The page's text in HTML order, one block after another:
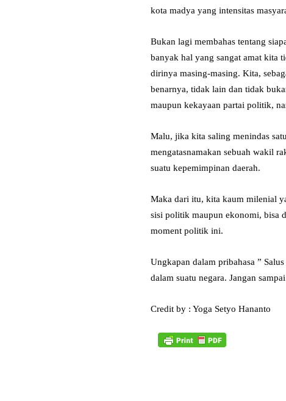
kota madya yang intensitas
Bukan lagi membahas tentang
banyak hal yang sangat amat kita
dirinya masing-masing. Kita,
benarnya, tidak lain dan tidak
maupun kekayaan partai politik,
Malu, jika kita saling menindas
mengatasnamakan sebuah wakil
suatu kepemimpinan daerah.
Maka dari itu, kita kaum milenial
sisi politik maupun ekonomi, bisa
moment politik ini.
Ungkapan dalam pribahasa ”
dalam suatu negara. Jangan
Credit by : Yoga Setyo Hananto